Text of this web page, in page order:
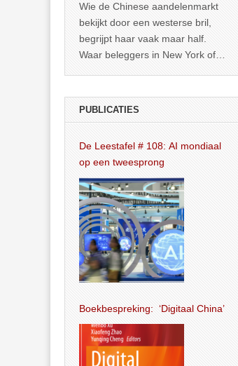
Wie de Chinese aandelenmarkt
bekijkt door een westerse bril,
begrijpt haar vaak maar half.
Waar beleggers in New York of
PUBLICATIES
De Leestafel # 108: AI mondiaal
op een tweesprong
Boekbespreking: ‘Digitaal China’